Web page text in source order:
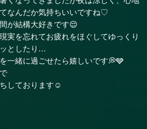
なんだか気持ちいいですね♡
が結構大好きです😌
実を忘れてお疲れをほぐしてゆっくり
としたり…
一緒に過ごせたら嬉しいです💭🩶
しております☺️